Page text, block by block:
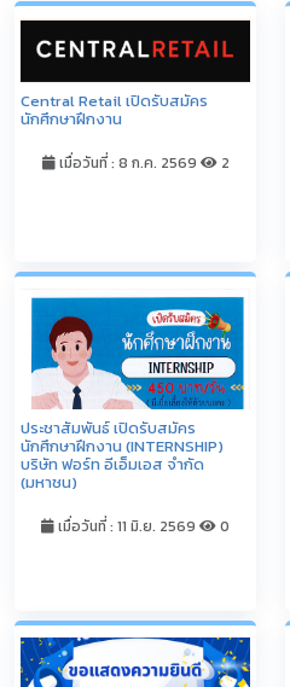
Central Retail เปิดรับสมัคร
นักศึกษาฝึกงาน
เมื่อวันที่ : 8 ก.ค. 2569 2
ประชาสัมพันธ์ เปิดรับสมัคร
นักศึกษาฝึกงาน (INTERNSHIP)
บริษัท ฟอร์ท อีเอ็มเอส จำกัด
(มหาชน)
เมื่อวันที่ : 11 มิ.ย. 2569 0